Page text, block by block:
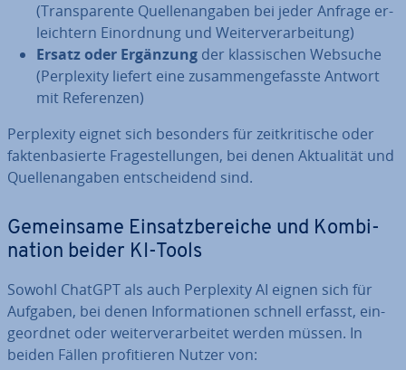
(Trans­pa­ren­te Quel­len­an­ga­ben bei jeder Anfrage er­
leich­tern Ein­ord­nung und Wei­ter­ver­ar­bei­tung)
Ersatz oder Ergänzung der klas­si­schen Websuche
(Per­ple­xi­ty liefert eine zu­sam­men­ge­fass­te Antwort
mit Re­fe­ren­zen)
Per­ple­xi­ty eignet sich besonders für zeit­kri­ti­sche oder
fak­ten­ba­sier­te Fra­ge­stel­lun­gen, bei denen Ak­tua­li­tät und
Quel­len­an­ga­ben ent­schei­dend sind.
Ge­mein­sa­me Ein­satz­be­rei­che und Kom­bi­
na­ti­on beider KI-Tools
Sowohl ChatGPT als auch Per­ple­xi­ty AI eignen sich für
Aufgaben, bei denen In­for­ma­tio­nen schnell erfasst, ein­
ge­ord­net oder wei­ter­ver­ar­bei­tet werden müssen. In
beiden Fällen pro­fi­tie­ren Nutzer von: